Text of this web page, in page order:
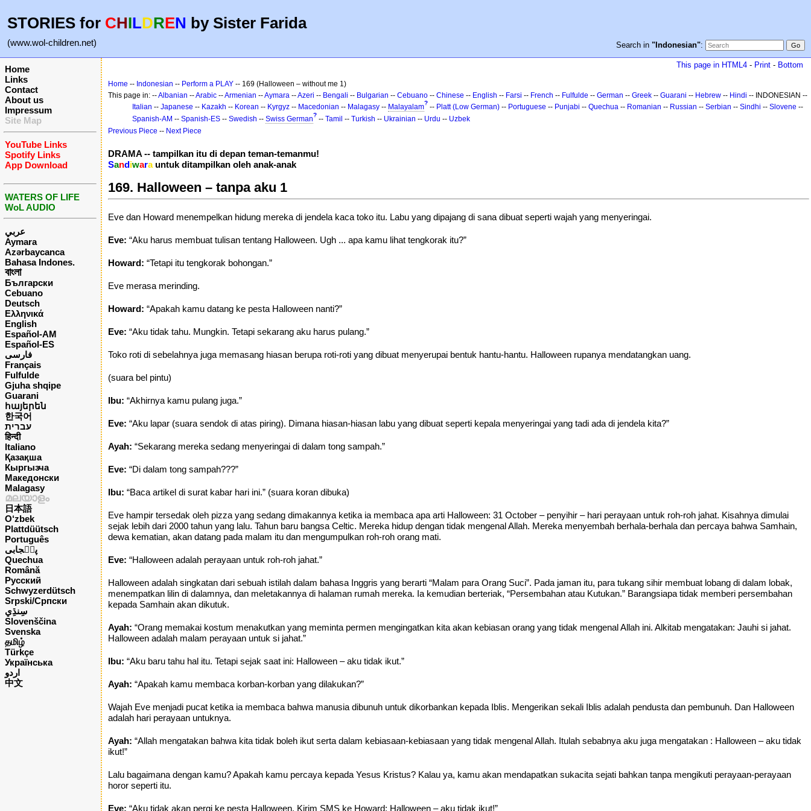
STORIES for CHILDREN by Sister Farida
(www.wol-children.net) Search in "Indonesian":
Home
Links
Contact
About us
Impressum
Site Map
YouTube Links
Spotify Links
App Download
WATERS OF LIFE
WoL AUDIO
عربي
Aymara
Azərbaycanca
Bahasa Indones.
বাংলা
Български
Cebuano
Deutsch
Ελληνικά
English
Español-AM
Español-ES
فارسی
Français
Fulfulde
Gjuha shqipe
Guarani
հայերեն
한국어
עברית
हिन्दी
Italiano
Қазақша
Кыргызча
Македонски
Malagasy
മലയാളം
日本語
O‘zbek
Plattdüütsch
Português
پن٘جابی
Quechua
Română
Русский
Schwyzerdütsch
Srpski/Српски
Slovenščina
Svenska
தமிழ்
Türkçe
Українська
اردو
中文
This page in HTML4 - Print - Bottom
Home -- Indonesian -- Perform a PLAY -- 169 (Halloween – without me 1)
This page in: --Albanian --Arabic --Armenian --Aymara --Azeri -- Bengali -- Bulgarian -- Cebuano -- Chinese -- English -- Farsi -- French -- Fulfulde -- German -- Greek -- Guarani -- Hebrew -- Hindi -- INDONESIAN --
Italian -- Japanese -- Kazakh -- Korean -- Kyrgyz -- Macedonian -- Malagasy -- Malayalam? -- Platt (Low German) -- Portuguese -- Punjabi -- Quechua -- Romanian -- Russian -- Serbian -- Sindhi -- Slovene --
Spanish-AM -- Spanish-ES -- Swedish -- Swiss German? -- Tamil -- Turkish -- Ukrainian -- Urdu -- Uzbek
Previous Piece -- Next Piece
DRAMA -- tampilkan itu di depan teman-temanmu!
Sandiwarauntuk ditampilkan oleh anak-anak
169. Halloween – tanpa aku 1
Eve dan Howard menempelkan hidung mereka di jendela kaca toko itu. Labu yang dipajang di sana dibuat seperti wajah yang menyeringai.
Eve: “Aku harus membuat tulisan tentang Halloween. Ugh ... apa kamu lihat tengkorak itu?”
Howard: “Tetapi itu tengkorak bohongan.”
Eve merasa merinding.
Howard: “Apakah kamu datang ke pesta Halloween nanti?”
Eve: “Aku tidak tahu. Mungkin. Tetapi sekarang aku harus pulang.”
Toko roti di sebelahnya juga memasang hiasan berupa roti-roti yang dibuat menyerupai bentuk hantu-hantu. Halloween rupanya mendatangkan uang.
(suara bel pintu)
Ibu: “Akhirnya kamu pulang juga.”
Eve: “Aku lapar (suara sendok di atas piring). Dimana hiasan-hiasan labu yang dibuat seperti kepala menyeringai yang tadi ada di jendela kita?”
Ayah: “Sekarang mereka sedang menyeringai di dalam tong sampah.”
Eve: “Di dalam tong sampah???”
Ibu: “Baca artikel di surat kabar hari ini.” (suara koran dibuka)
Eve hampir tersedak oleh pizza yang sedang dimakannya ketika ia membaca apa arti Halloween: 31 October – penyihir – hari perayaan untuk roh-roh jahat. Kisahnya dimulai
sejak lebih dari 2000 tahun yang lalu. Tahun baru bangsa Celtic. Mereka hidup dengan tidak mengenal Allah. Mereka menyembah berhala-berhala dan percaya bahwa Samhain,
dewa kematian, akan datang pada malam itu dan mengumpulkan roh-roh orang mati.
Eve: “Halloween adalah perayaan untuk roh-roh jahat.”
Halloween adalah singkatan dari sebuah istilah dalam bahasa Inggris yang berarti “Malam para Orang Suci”. Pada jaman itu, para tukang sihir membuat lobang di dalam lobak,
menempatkan lilin di dalamnya, dan meletakannya di halaman rumah mereka. Ia kemudian berteriak, “Persembahan atau Kutukan.” Barangsiapa tidak memberi persembahan
kepada Samhain akan dikutuk.
Ayah: “Orang memakai kostum menakutkan yang meminta permen mengingatkan kita akan kebiasan orang yang tidak mengenal Allah ini. Alkitab mengatakan: Jauhi si jahat.
Halloween adalah malam perayaan untuk si jahat.”
Ibu: “Aku baru tahu hal itu. Tetapi sejak saat ini: Halloween – aku tidak ikut.”
Ayah: “Apakah kamu membaca korban-korban yang dilakukan?”
Wajah Eve menjadi pucat ketika ia membaca bahwa manusia dibunuh untuk dikorbankan kepada Iblis. Mengerikan sekali Iblis adalah pendusta dan pembunuh. Dan Halloween
adalah hari perayaan untuknya.
Ayah: “Allah mengatakan bahwa kita tidak boleh ikut serta dalam kebiasaan-kebiasaan yang tidak mengenal Allah. Itulah sebabnya aku juga mengatakan : Halloween – aku tidak
ikut!”
Lalu bagaimana dengan kamu? Apakah kamu percaya kepada Yesus Kristus? Kalau ya, kamu akan mendapatkan sukacita sejati bahkan tanpa mengikuti perayaan-perayaan
horor seperti itu.
Eve: “Aku tidak akan pergi ke pesta Halloween. Kirim SMS ke Howard: Halloween – aku tidak ikut!”